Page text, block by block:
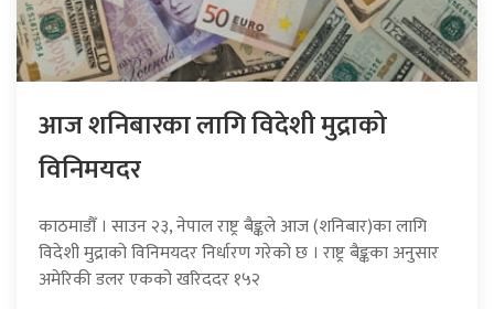
आज शनिबारका लागि विदेशी मुद्राको
विनिमयदर
काठमाडौँ । साउन २३, नेपाल राष्ट्र बैङ्कले आज (शनिबार)का लागि
विदेशी मुद्राको विनिमयदर निर्धारण गरेको छ । राष्ट्र बैङ्कका अनुसार
अमेरिकी डलर एकको खरिददर १५२